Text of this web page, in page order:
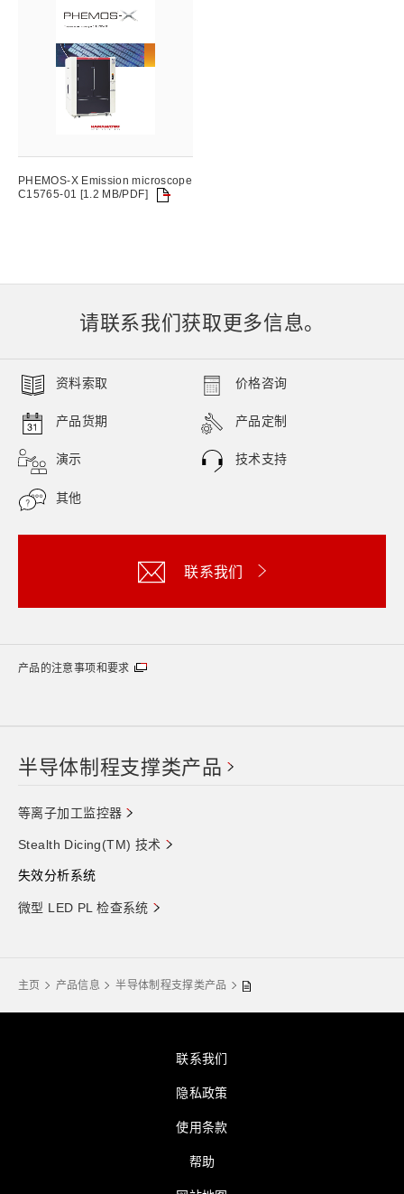
PHEMOS-X Emission microscope
C15765-01 [1.2 MB/PDF]
请联系我们获取更多信息。
资料索取 价格咨询
产品货期 产品定制
演示 技术支持
其他
联系我们
产品的注意事项和要求
半导体制程支撑类产品
等离子加工监控器
Stealth Dicing(TM) 技术
失效分析系统
微型 LED PL 检查系统
主页 产品信息 半导体制程支撑类产品
联系我们
隐私政策
使用条款
帮助